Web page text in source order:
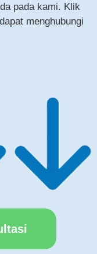
pada kami. Klik
menghubungi